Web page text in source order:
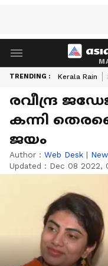
TRENDING : Kerala Rain
രവീന്ദ്ര
കന്നി
ജയം
Author : Web Desk |
Updated : Dec 08 2022,